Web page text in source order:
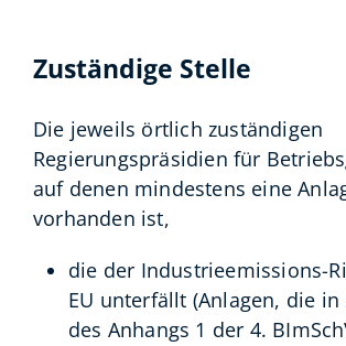
Zuständige Stelle
Die jeweils örtlich zuständigen
Regierungspräsidien für
auf denen mindestens eine
vorhanden ist,
die der Industrieemissions-
EU unterfällt (Anlagen, die in
des Anhangs 1 der 4.